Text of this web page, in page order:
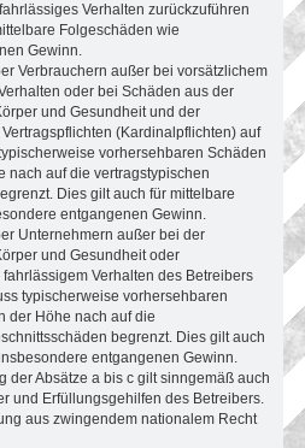
Verhalten zurückzuführen
Folgeschäden wie
Gewinn.
Verbrauchern außer bei vorsätzlichem
oder bei Schäden aus der
und Gesundheit und der
(Kardinalpflichten) auf
vorhersehbaren Schäden
nach auf die vertragstypischen
Dies gilt auch für mittelbare
entgangenen Gewinn.
Unternehmern außer bei der
und Gesundheit oder
Verhalten des Betreibers
typischerweise vorhersehbaren
der Höhe nach auf die
begrenzt. Dies gilt auch
entgangenen Gewinn.
der Absätze a bis c gilt sinngemäß auch
und Erfüllungsgehilfen des Betreibers.
aus zwingendem nationalem Recht